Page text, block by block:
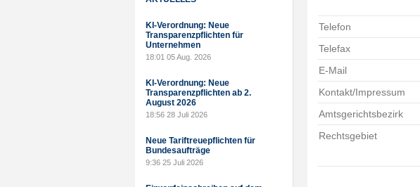
KI-Verordnung: Neue
Transparenzpflichten für
Unternehmen
18:01 05 Aug. 2026
KI-Verordnung: Neue
Transparenzpflichten ab 2.
August 2026
18:56 28 Juli 2026
Neue Tariftreuepflichten für
Bundesaufträge
9:36 25 Juli 2026
Telefon
Telefax
E-Mail
Kontakt/Impressum
Amtsgerichtsbezirk
Rechtsgebiet